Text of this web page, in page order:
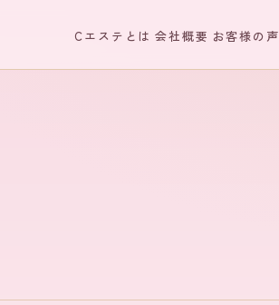
Cエステとは 会社概要 お客様の声